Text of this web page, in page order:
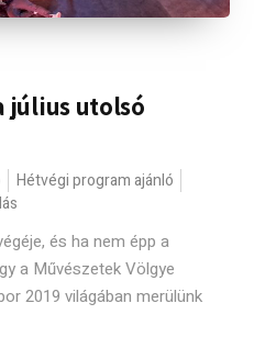
július utolsó
Hétvégi program ajánló
és ha nem épp a
a Művészetek Völgye
2019 világában merülünk